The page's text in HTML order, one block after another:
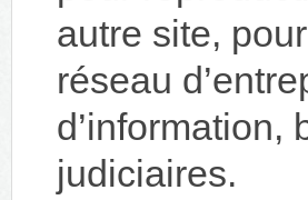
autre site,
réseau
d’information,
judiciaires.